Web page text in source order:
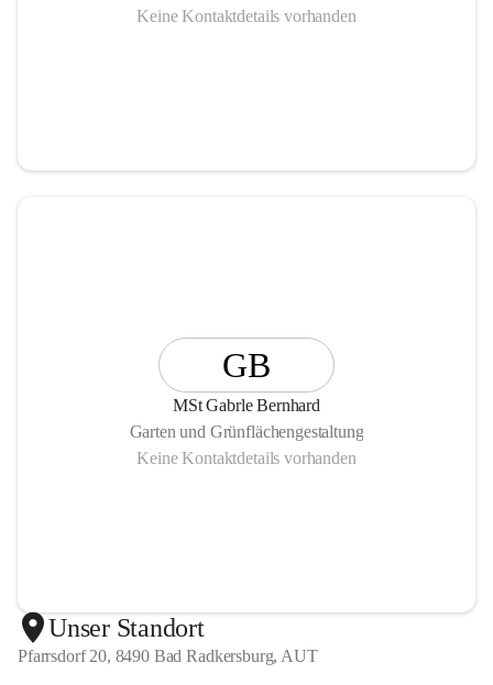
Keine Kontaktdetails vorhanden
GB
MSt Gabrle Bernhard
Garten und Grünflächengestaltung
Keine Kontaktdetails vorhanden
Unser Standort
Pfarrsdorf 20, 8490 Bad Radkersburg, AUT